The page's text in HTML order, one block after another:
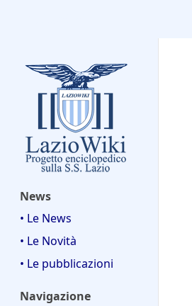
News
• Le News
• Le Novità
• Le pubblicazioni
Navigazione